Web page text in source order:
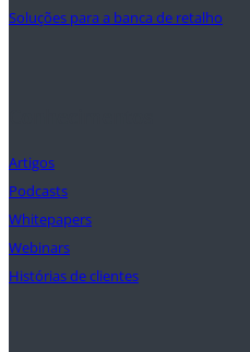
Soluções para a banca de retalho
Artigos
Podcasts
Whitepapers
Webinars
Histórias de clientes